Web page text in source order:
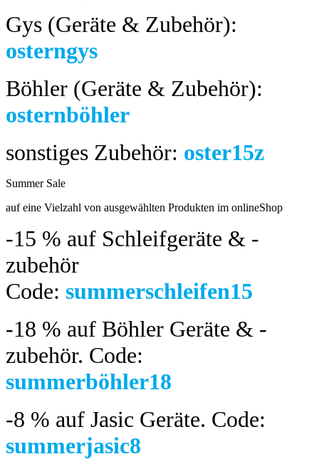
Gys (Geräte & Zubehör):
osterngys
Böhler (Geräte & Zubehör):
osternböhler
sonstiges Zubehör: oster15z
Summer Sale
auf eine Vielzahl von ausgewählten Produkten im onlineShop
-15 % auf Schleifgeräte & -
zubehör
Code: summerschleifen15
-18 % auf Böhler Geräte & -
zubehör. Code:
summerböhler18
-8 % auf Jasic Geräte. Code:
summerjasic8